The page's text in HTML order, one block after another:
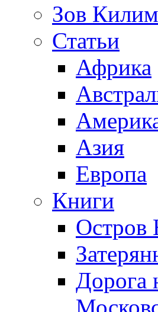
Зов
Статьи
Африка
Азия
Европа
Книги
Остров
Дорога